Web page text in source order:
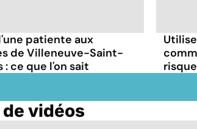
patiente aux
de Villeneuve-Saint-
: ce que l'on sait
vidéos